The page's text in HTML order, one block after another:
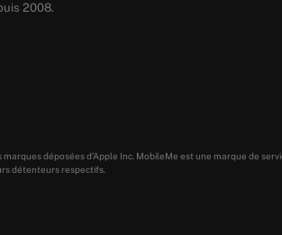
2008.
déposées d’Apple Inc. MobileMe est une marque de
détenteurs respectifs.